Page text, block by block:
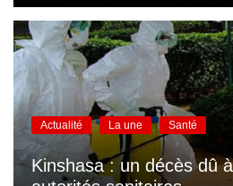
Actualité La une Santé
Kinshasa : un décès dû